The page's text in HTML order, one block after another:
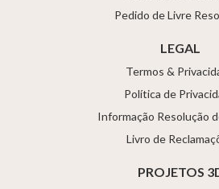
Pedido de Livre
LEGAL
Termos &
Política de
Informação Resolução
Livro de
PROJETOS